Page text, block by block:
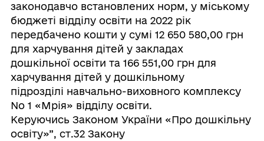
законодавчо встановлених норм, у міському
бюджеті відділу освіти на 2022 рік
передбачено кошти у сумі 12 650 580,00 грн
для харчування дітей у закладах
дошкільної освіти та 166 551,00 грн для
харчування дітей у дошкільному
підрозділі навчально-виховного комплексу
No 1 «Мрія» відділу освіти.
Керуючись Законом України «Про дошкільну
освіту»”, ст.32 Закону